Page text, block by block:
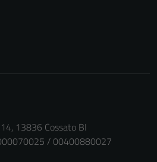
13836 Cossato BI
/ 00400880027